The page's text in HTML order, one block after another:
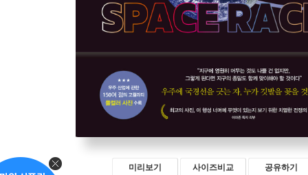
미리보기 사이즈비교 공유하기